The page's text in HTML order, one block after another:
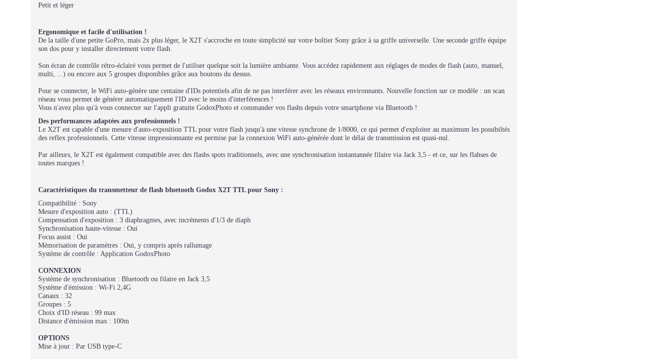
Petit et léger
Ergonomique et facile d'utilisation !
De la taille d'une petite GoPro, mais 2x plus léger, le X2T s'accroche en toute simplicité sur votre boîtier Sony grâce à sa griffe universelle. Une seconde griffe équipe
son dos pour y installer directement votre flash.
Son écran de contrôle rétro-éclairé vous permet de l'utiliser quelque soit la lumière ambiante. Vous accédez rapidement aux réglages de modes de flash (auto, manuel,
multi, ...) ou encore aux 5 groupes disponibles grâce aux boutons du dessus.
Pour se connecter, le WiFi auto-génère une centaine d'IDs potentiels afin de ne pas interférer avec les réseaux environnants. Nouvelle fonction sur ce modèle : un scan
réseau vous permet de générer automatiquement l'ID avec le moins d'interférences !
Vous n'avez plus qu'à vous connecter sur l'appli gratuite GodoxPhoto et commander vos flashs depuis votre smartphone via Bluetooth !
Des performances adaptées aux professionnels !
Le X2T est capable d'une mesure d'auto-exposition TTL pour votre flash jusqu'à une vitesse synchrone de 1/8000, ce qui permet d'exploiter au maximum les possibiltés
des reflex professionnels. Cette vitesse impressionnante est permise par la connexion WiFi auto-générée dont le délai de transmission est quasi-nul.
Par ailleurs, le X2T est également compatible avec des flashs spots traditionnels, avec une synchronisation instantannée filaire via Jack 3,5 - et ce, sur les flahses de
toutes marques !
Caractéristiques du transmetteur de flash bluetooth Godox X2T TTL pour Sony :
Compatibilité : Sony
Mesure d'exposition auto : (TTL)
Compensation d'exposition : 3 diaphragmes, avec incréments d'1/3 de diaph
Synchronisation haute-vitesse : Oui
Focus assist : Oui
Mémorisation de paramètres : Oui, y compris après rallumage
Système de contrôle : Application GodoxPhoto
CONNEXION
Système de synchronisation : Bluetooth ou filaire en Jack 3,5
Système d'émission : Wi-Fi 2,4G
Canaux : 32
Groupes : 5
Choix d'ID réseau : 99 max
Distance d'émission max : 100m
OPTIONS
Mise à jour : Par USB type-C